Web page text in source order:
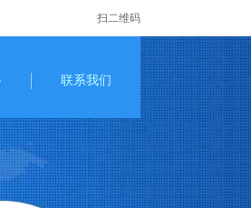
扫二维码
联系我们